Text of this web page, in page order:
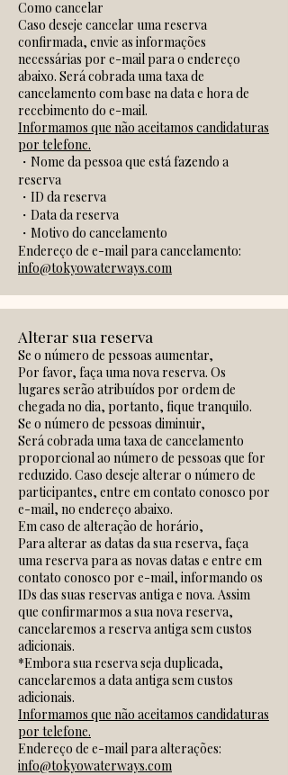
Como cancelar
Caso deseje cancelar uma reserva
confirmada, envie as informações
necessárias por e-mail para o endereço
abaixo. Será cobrada uma taxa de
cancelamento com base na data e hora de
recebimento do e-mail.
Informamos que não aceitamos candidaturas
por telefone.
・Nome da pessoa que está fazendo a
reserva
・ID da reserva
・Data da reserva
・Motivo do cancelamento
Endereço de e-mail para cancelamento:
info@tokyowaterways.com
Alterar sua reserva
Se o número de pessoas aumentar,
Por favor, faça uma nova reserva. Os
lugares serão atribuídos por ordem de
chegada no dia, portanto, fique tranquilo.
Se o número de pessoas diminuir,
Será cobrada uma taxa de cancelamento
proporcional ao número de pessoas que for
reduzido. Caso deseje alterar o número de
participantes, entre em contato conosco por
e-mail, no endereço abaixo.
Em caso de alteração de horário,
Para alterar as datas da sua reserva, faça
uma reserva para as novas datas e entre em
contato conosco por e-mail, informando os
IDs das suas reservas antiga e nova. Assim
que confirmarmos a sua nova reserva,
cancelaremos a reserva antiga sem custos
adicionais.
*Embora sua reserva seja duplicada,
cancelaremos a data antiga sem custos
adicionais.
Informamos que não aceitamos candidaturas
por telefone.
Endereço de e-mail para alterações:
info@tokyowaterways.com